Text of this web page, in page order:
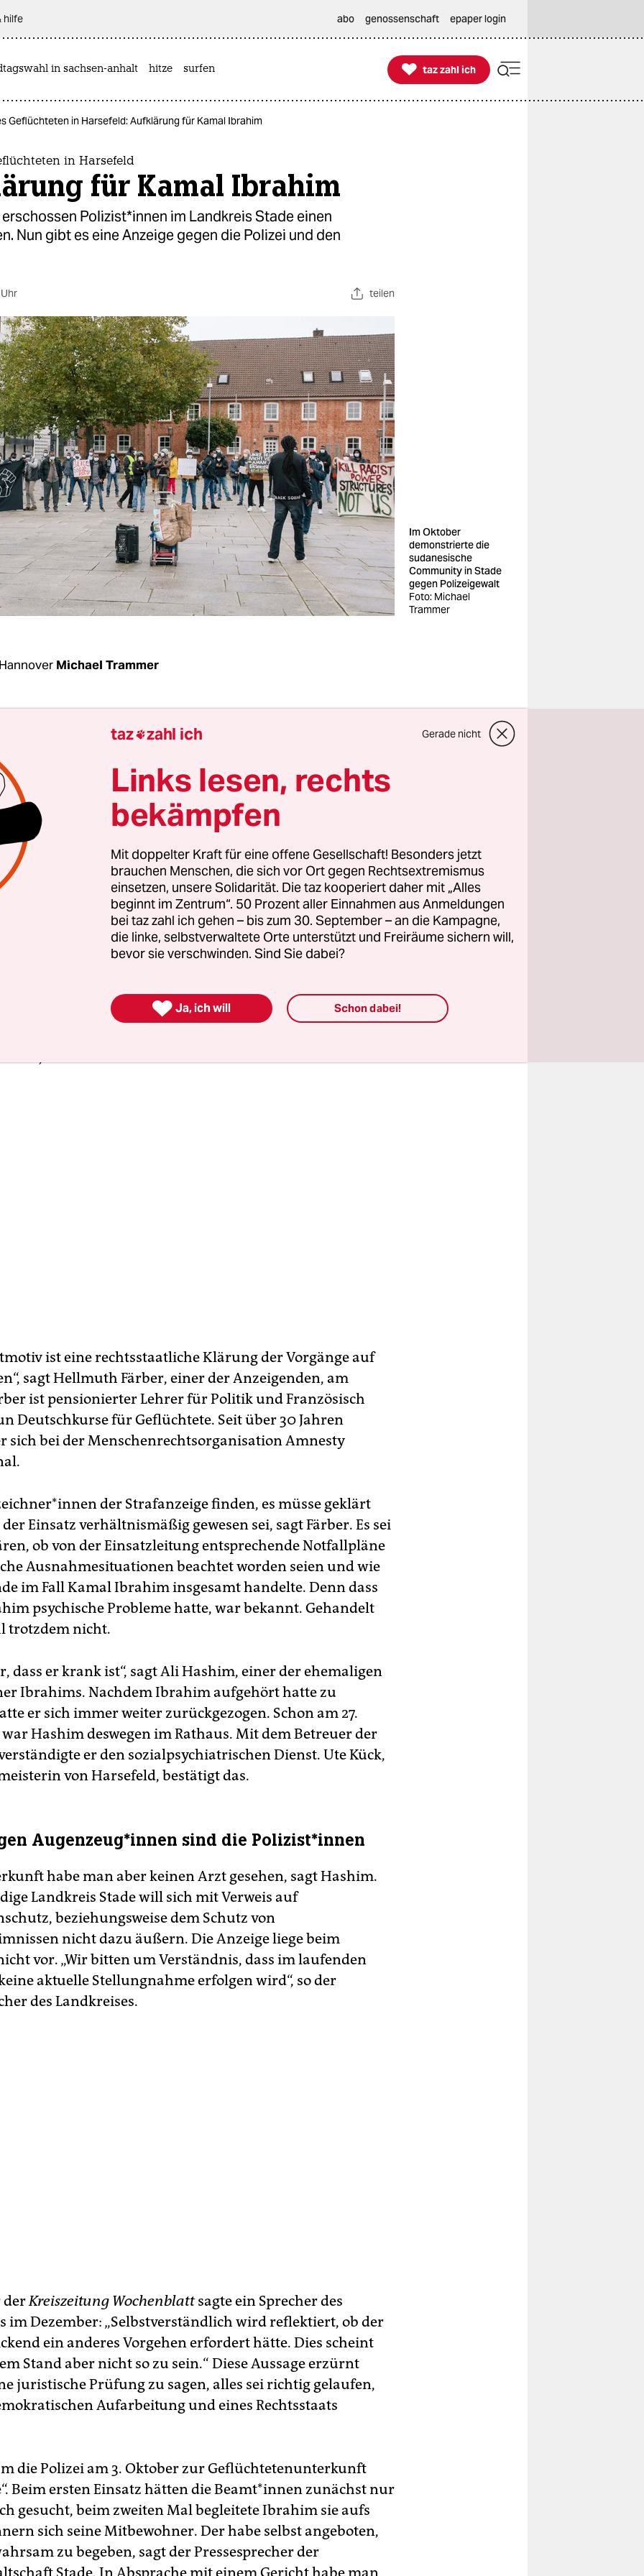
hilfe abo genossenschaft epaper login
in sachsen-anhalt hitze surfen 
taz zahl ich
taz zahl ich
Geflüchteten in Harsefeld: Aufklärung für Kamal Ibrahim
in Harsefeld
für Kamal Ibrahim
Po­li­zis­t*in­nen im Landkreis Stade einen
Nun gibt es eine Anzeige gegen die Polizei und den
teilen
Im Oktober
demonstrierte die
sudanesische
Community in Stade
gegen Polizeigewalt
Foto: Michael
Trammer
Michael Trammer
Monate sind mittlerweile vergangen, seit Kamal Ibrahim,
aus dem Sudan, in Harsefeld im Landkreis Stade
erschossen
wurde. Ibrahim hatte wiederholt
und mutmaßlich auch die Po­li­zis­t*in­nen mit
bedroht. Bis heute liegen keine Ermittlungsergebnisse
40-Jährigen vor. Ob es sich um Notwehr seitens der Be­am­
haben könnte, ist damit noch nicht geklärt. Die
dauern laut Staatsanwaltschaft Stade an. Details wollte
am Telefon nicht nennen.
des Landkreises Stade haben nun das Warten satt. Sie
zu den polizeilichen Ermittlungen einen Strafantrag
Hilfeleistung eingereicht. Man habe die Hinweise
beziehe diese in die Ermittlungen ein, so die
ist eine rechtsstaatliche Klärung der Vorgänge auf
sagt Hellmuth Färber, einer der Anzeigenden, am
ist pensionierter Lehrer für Politik und Französisch
Deutschkurse für Geflüchtete. Seit über 30 Jahren
sich bei der Menschenrechtsorganisation Amnesty
der Strafanzeige finden, es müsse geklärt
Einsatz verhältnismäßig gewesen sei, sagt Färber. Es sei
ob von der Einsatzleitung entsprechende Notfallpläne
Ausnahmesituationen beachtet worden seien und wie
im Fall Kamal Ibrahim insgesamt handelte. Denn dass
psychische Probleme hatte, war bekannt. Gehandelt
trotzdem nicht.
dass er krank ist“, sagt Ali Hashim, einer der ehemaligen
Ibrahims. Nachdem Ibrahim aufgehört hatte zu
er sich immer weiter zurückgezogen. Schon am 27.
Hashim deswegen im Rathaus. Mit dem Betreuer der
er den sozialpsychiatrischen Dienst. Ute Kück,
von Harsefeld, bestätigt das.
Au­gen­zeu­g*­in­nen sind die Po­li­zis­t*in­nen
habe man aber keinen Arzt gesehen, sagt Hashim.
Landkreis Stade will sich mit Verweis auf
beziehungsweise dem Schutz von
nicht dazu äußern. Die Anzeige liege beim
vor. „Wir bitten um Verständnis, dass im laufenden
aktuelle Stellungnahme erfolgen wird“, so der
des Landkreises.
derKreiszeitung Wochenblattsagte ein Sprecher des
im Dezember: „Selbstverständlich wird reflektiert, ob der
ein anderes Vorgehen erfordert hätte. Dies scheint
Stand aber nicht so zu sein.“ Diese Aussage erzürnt
juristische Prüfung zu sagen, alles sei richtig gelaufen,
Aufarbeitung und eines Rechtsstaats
die Polizei am 3. Oktober zur Geflüchtetenunterkunft
Beim ersten Einsatz hätten die Be­am­t*in­nen zunächst nur
gesucht, beim zweiten Mal begleitete Ibrahim sie aufs
sich seine Mitbewohner. Der habe selbst angeboten,
zu begeben, sagt der Pressesprecher der
Stade. In Absprache mit einem Gericht habe man
taz zahl ich Gerade nicht
Links lesen, rechts
bekämpfen
Mit doppelter Kraft für eine offene Gesellschaft! Besonders jetzt
brauchen Menschen, die sich vor Ort gegen Rechtsextremismus
einsetzen, unsere Solidarität. Die taz kooperiert daher mit „Alles
beginnt im Zentrum“. 50 Prozent aller Einnahmen aus Anmeldungen
bei taz zahl ich gehen – bis zum 30. September – an die Kampagne,
die linke, selbstverwaltete Orte unterstützt und Freiräume sichern will,
bevor sie verschwinden. Sind Sie dabei?
 Ja, ich will Schon dabei!